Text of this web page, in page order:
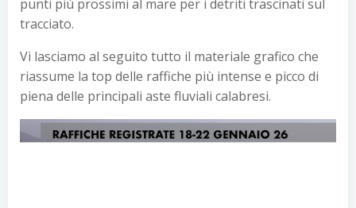
punti più prossimi al mare per i detriti trascinati sul
tracciato.
Vi lasciamo al seguito tutto il materiale grafico che
riassume la top delle raffiche più intense e picco di
piena delle principali aste fluviali calabresi.